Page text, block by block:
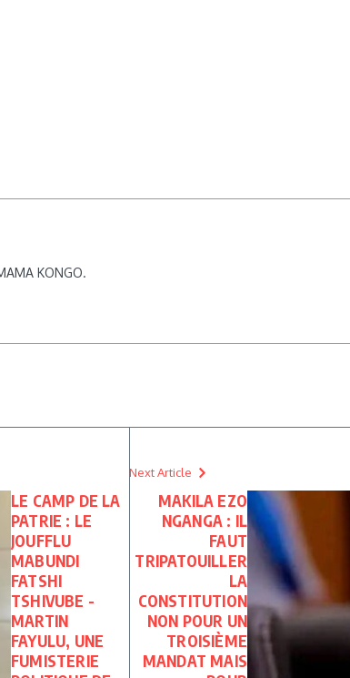
KONGO.
LE CAMP DE LA
PATRIE : LE
JOUFFLU
MABUNDI
FATSHI
TSHIVUBE -
MARTIN
FAYULU, UNE
FUMISTERIE
Next Article
MAKILA EZO
NGANGA : IL
FAUT
TRIPATOUILLER
LA
CONSTITUTION
NON POUR UN
TROISIÈME
MANDAT MAIS